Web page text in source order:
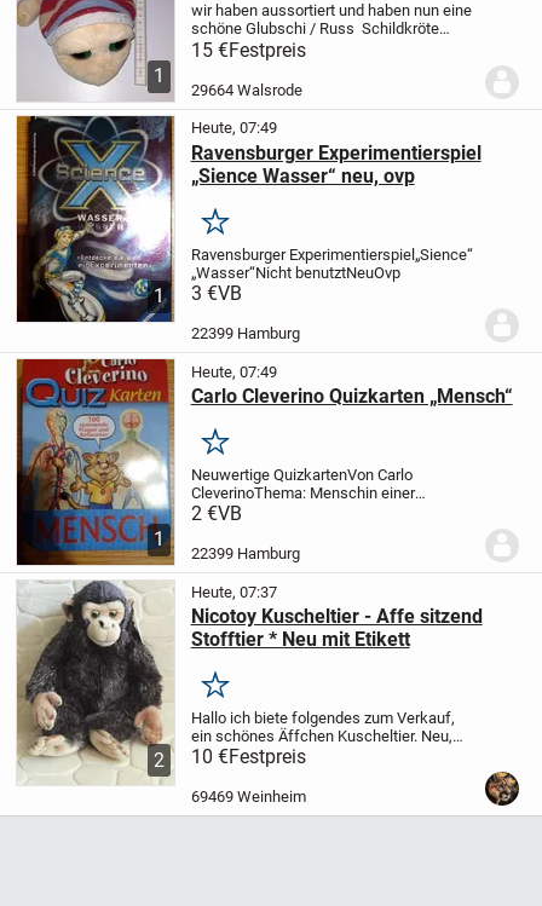
1
wir haben aussortiert und haben nun eine
schöne Glubschi / Russ Schildkröte
abzugeben.Diente als Dekoration; ist
sehr gut erhalten.
Versand! (AUSNAHMSLOS!)
Verkauf...
15 €Festpreis
29664 Walsrode
1
Heute, 07:49
Ravensburger Experimentierspiel
„Sience Wasser“ neu, ovp
Merken
Ravensburger Experimentierspiel„Sience“
„Wasser“Nicht benutztNeuOvp
3 €VB
22399 Hamburg
1
Heute, 07:49
Carlo Cleverino Quizkarten „Mensch“
Merken
Neuwertige QuizkartenVon Carlo
CleverinoThema: Menschin einer
Metalldose
2 €VB
22399 Hamburg
2
Heute, 07:37
Nicotoy Kuscheltier - Affe sitzend
Stofftier * Neu mit Etikett
Merken
Hallo ich biete folgendes zum Verkauf,
ein schönes Äffchen Kuscheltier. Neu,
unbenutzt, noch mit Etikett.
cm, sitzend
Nur Überweisung (Kein Paypal)
10 €Festpreis
69469 Weinheim